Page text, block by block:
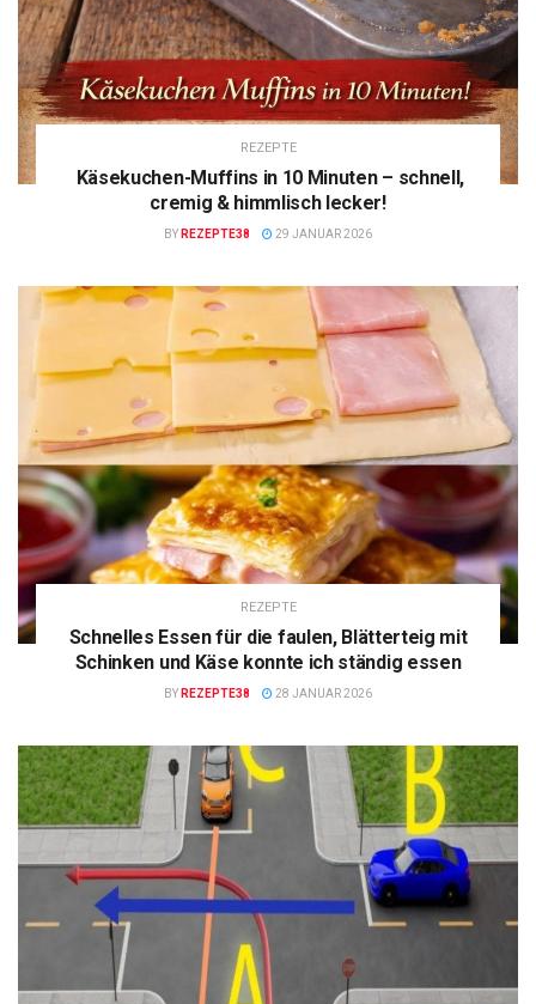
REZEPTE
Käsekuchen-Muffins in 10 Minuten – schnell,
cremig & himmlisch lecker!
BY REZEPTE38 29 JANUAR 2026
REZEPTE
Schnelles Essen für die faulen, Blätterteig mit
Schinken und Käse konnte ich ständig essen
BY REZEPTE38 28 JANUAR 2026